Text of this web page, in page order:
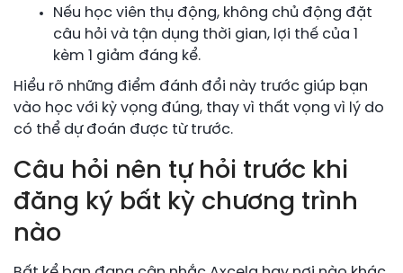
Nếu học viên thụ động, không chủ động đặt
câu hỏi và tận dụng thời gian, lợi thế của 1
kèm 1 giảm đáng kể.
Hiểu rõ những điểm đánh đổi này trước giúp bạn
vào học với kỳ vọng đúng, thay vì thất vọng vì lý do
có thể dự đoán được từ trước.
Câu hỏi nên tự hỏi trước khi
đăng ký bất kỳ chương trình
nào